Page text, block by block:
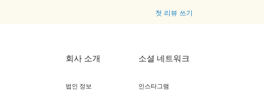
첫 리뷰 쓰기
회사 소개
법인 정보
소셜 네트워크
인스타그램